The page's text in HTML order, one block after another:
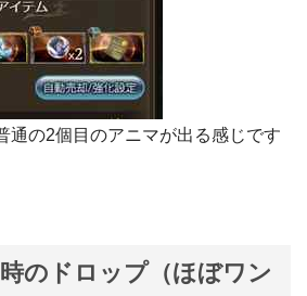
通の2個目のアニマが出る感じです
のドロップ（ほぼワン